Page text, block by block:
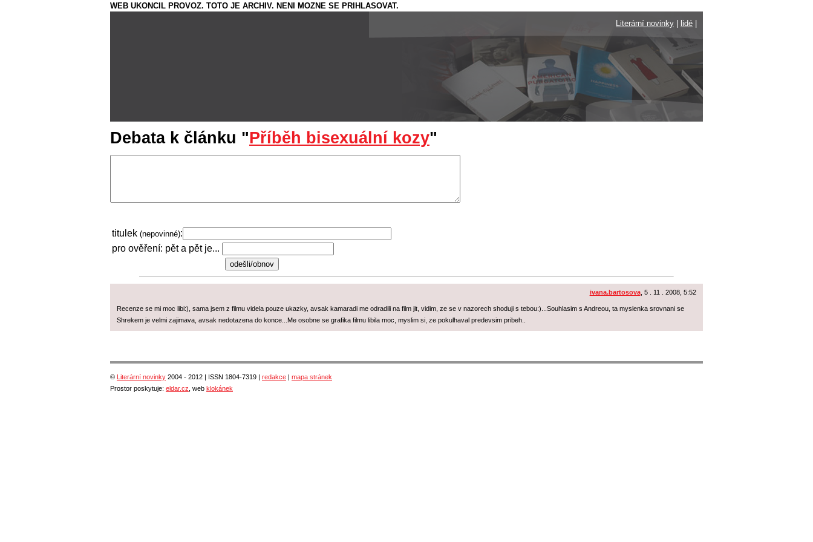
WEB UKONCIL PROVOZ. TOTO JE ARCHIV. NENI MOZNE SE PRIHLASOVAT.
Literární novinky
lidé
Debata k článku "Příběh bisexuální kozy"
titulek (nepovinné):
pro ověření: pět a pět je...
ivana.bartosova, 5 . 11 . 2008, 5:52
Recenze se mi moc libi:), sama jsem z filmu videla pouze ukazky, avsak kamaradi me odradili na film jit, vidim, ze se v nazorech shoduji s tebou:)...Souhlasim s Andreou, ta myslenka srovnani se
Shrekem je velmi zajimava, avsak nedotazena do konce...Me osobne se grafika filmu libila moc, myslim si, ze pokulhaval predevsim pribeh..
© Literární novinky 2004 - 2012 | ISSN 1804-7319 | redakce | mapa stránek
Prostor poskytuje: eldar.cz , web klokánek